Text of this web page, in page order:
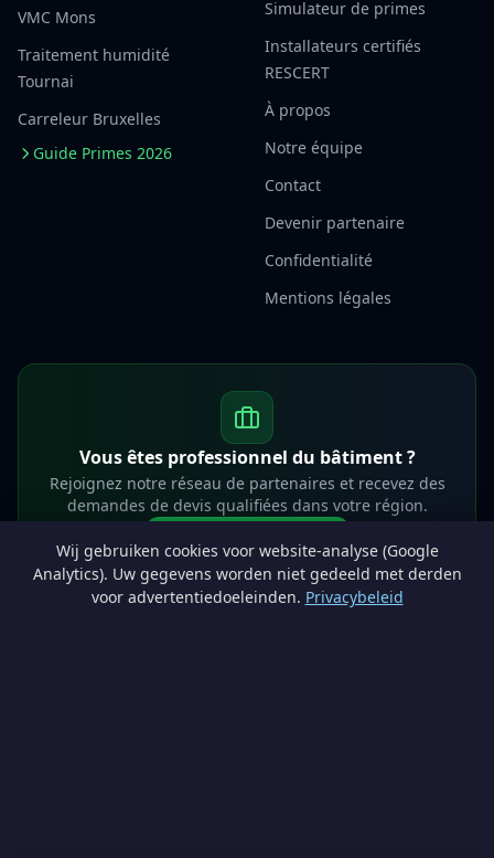
Wij gebruiken cookies voor website-analyse (Google
Analytics). Uw gegevens worden niet gedeeld met derden
voor advertentiedoeleinden. Privacybeleid
VMC Mons
Traitement humidité
Tournai
Carreleur Bruxelles
Guide Primes 2026
Simulateur de primes
Installateurs certifiés
RESCERT
À propos
Notre équipe
Contact
Devenir partenaire
Confidentialité
Mentions légales
Vous êtes professionnel du bâtiment ?
Rejoignez notre réseau de partenaires et recevez des
demandes de devis qualifiées dans votre région.
info@lesprosdemaville.be